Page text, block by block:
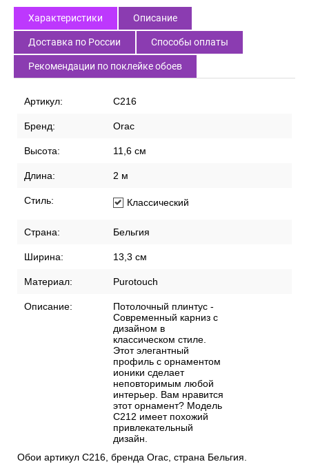
Характеристики Описание
Доставка по России Способы оплаты
Рекомендации по поклейке обоев
Артикул: C216
Бренд: Orac
Высота: 11,6 см
Длина: 2 м
Стиль: Классический
Страна: Бельгия
Ширина: 13,3 см
Материал: Purotouch
Описание:
Потолочный плинтус -
Современный карниз с
дизайном в
классическом стиле.
Этот элегантный
профиль с орнаментом
ионики сделает
неповторимым любой
интерьер. Вам нравится
этот орнамент? Модель
C212 имеет похожий
привлекательный
дизайн.
Обои артикул C216, бренда Orac, страна Бельгия.